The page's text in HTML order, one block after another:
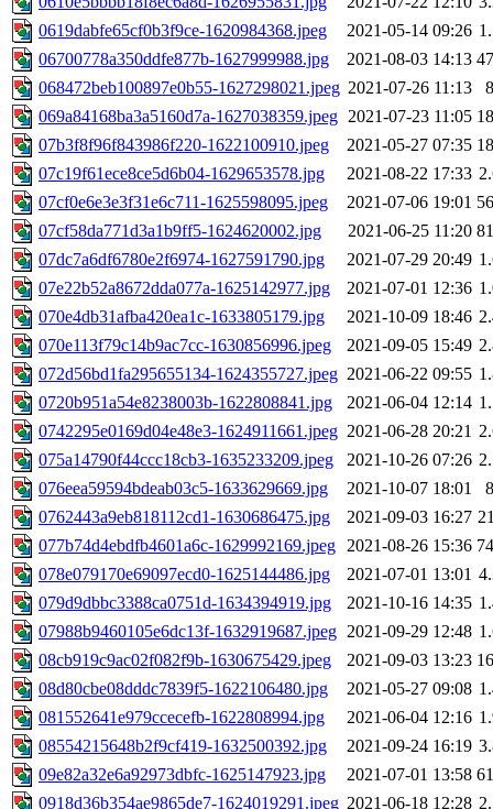
0619dabfe65cf0b3f9ce-1620984368.jpeg
2021-05-14 09:26
06700778a350ddfe877b-1627999988.jpg
2021-08-03 14:13
068472beb100897e0b55-1627298021.jpeg 2021-07-26 11:13
069a84168ba3a5160d7a-1627038359.jpeg 2021-07-23 11:05
07b3f8f96f843986f220-1622100910.jpeg
2021-05-27 07:35
07c19f61ece8ce5d6b04-1629653578.jpg
2021-08-22 17:33
07cf0e6e3e3f31e6c711-1625598095.jpeg
2021-07-06 19:01
07cf58da771d3a1b9ff5-1624620002.jpg
2021-06-25 11:20
07dc7a6df6780e2f6974-1627591790.jpg
2021-07-29 20:49
07e22b52a8672dda077a-1625142977.jpg
2021-07-01 12:36
070e4db31afba420ea1c-1633805179.jpg
2021-10-09 18:46
070e113f79c14b9ac7cc-1630856996.jpeg
2021-09-05 15:49
072d56bd1fa295655134-1624355727.jpeg 2021-06-22 09:55
0720b951a54e8238003b-1622808841.jpg
2021-06-04 12:14
0742295e0169d04e48e3-1624911661.jpeg 2021-06-28 20:21
075a14790f44ccc18cb3-1635233209.jpeg
2021-10-26 07:26
076eea59594bdeab03c5-1633629669.jpg
2021-10-07 18:01
0762443a9eb818112cd1-1630686475.jpg
2021-09-03 16:27
077b74d4ebdfb4601a6c-1629992169.jpeg 2021-08-26 15:36
078e079170e69097ecd0-1625144486.jpg
2021-07-01 13:01
079d9dbbc3388ca0751d-1634394919.jpg
2021-10-16 14:35
07988b9460105e6dc13f-1632919687.jpeg 2021-09-29 12:48
08cb919c9ac02f082f9b-1630675429.jpeg
2021-09-03 13:23
08d80cbe08dddc7839f5-1622106480.jpg
2021-05-27 09:08
081552641e979ccecefb-1622808994.jpg
2021-06-04 12:16
08554215648b2f9cf419-1632500392.jpg
2021-09-24 16:19
09e82a32e6a92973dbfc-1625147923.jpg
2021-07-01 13:58
0918d36b354ae9865de7-1624019291.jpeg 2021-06-18 12:28